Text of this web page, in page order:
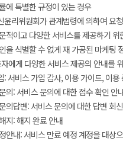
에 특별한 규정이 있는 경우
윤리위원회가 관계법령에 의하여 요
적이고 다양한 서비스를 제공하기 위
을 식별할 수 없게 재 가공된 마케팅
에게 다양한 서비스 제공의 안내를
: 서비스 가입 감사, 이용 가이드, 이용
의: 서비스 문의에 대한 접수 확인 안
의답변: 서비스 문의에 대한 답변 회신
지: 해지 완료 안내
안내: 서비스 만료 예정 계정을 대상